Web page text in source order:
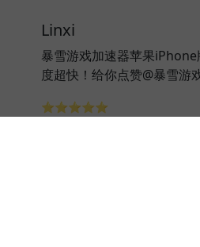
Linxi
暴雪游戏加速器苹果
度超快！给你点赞@暴雪游
⭐⭐⭐⭐⭐